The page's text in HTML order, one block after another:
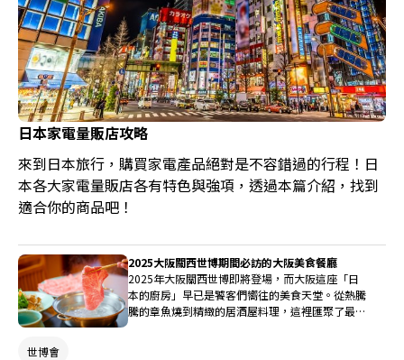
日本家電量販店攻略
來到日本旅行，購買家電產品絕對是不容錯過的行程！日
本各大家電量販店各有特色與強項，透過本篇介紹，找到
適合你的商品吧！
2025大阪關西世博期間必訪的大阪美食餐廳
2025年大阪關西世博即將登場，而大阪這座「日
本的廚房」早已是饕客們嚮往的美食天堂。從熱騰
騰的章魚燒到精緻的居酒屋料理，這裡匯聚了最地
世博會